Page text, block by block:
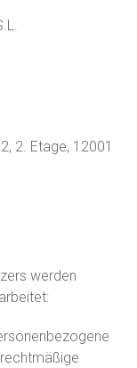
2. Etage, 12001
werden